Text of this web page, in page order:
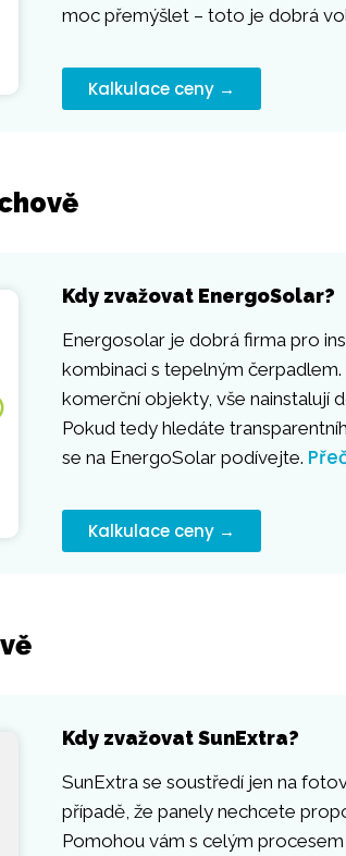
moc přemýšlet – toto je dobrá
Kalkulace ceny →
Kdy zvažovat EnergoSolar?
Energosolar je dobrá firma pro
kombinaci s tepelným
komerční objekty, vše nainstalují
Pokud tedy hledáte
se na EnergoSolar podívejte.
Kalkulace ceny →
Kdy zvažovat SunExtra?
SunExtra se soustředí jen na
případě, že panely nechcete
Pomohou vám s celým